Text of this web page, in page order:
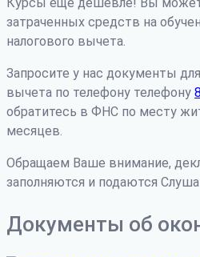
Курсы еще дешевле! Вы
затраченных средств на
налогового вычета.
Запросите у нас документы
вычета по телефону телефону
обратитесь в ФНС по месту
месяцев.
Обращаем Ваше внимание,
заполняются и подаются
Документы об